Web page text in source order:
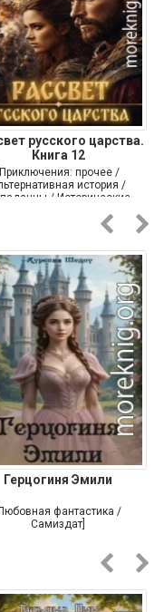
русского царства.
Книга 12
[Приключения: прочее /
история /
/ Исторические
Герцогиня Эмили
фантастика /
Самиздат]